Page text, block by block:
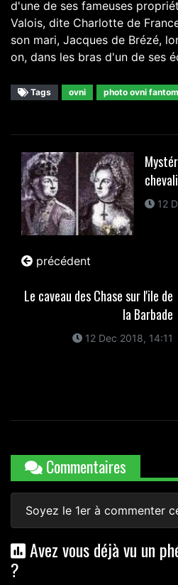
d'une de ses fameuses
Valois, dite Charlotte de
son mari, Jacques de Brézé,
on, dans les bras d'un de ses
Tags ovni photo ovni
12
précédent
Le caveau des Chase sur l'ile de
la Barbade
12 Dec 2018, 14:11
Commentaires
Soyez le 1er à commenter
Avez vous déjà vu un
?